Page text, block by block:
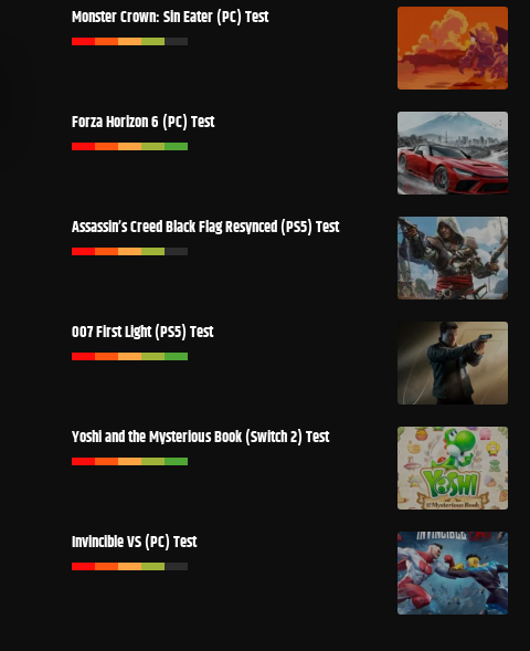
Monster Crown: Sin Eater (PC) Test
Forza Horizon 6 (PC) Test
Assassin’s Creed Black Flag Resynced (PS5) Test
007 First Light (PS5) Test
Yoshi and the Mysterious Book (Switch 2) Test
Invincible VS (PC) Test